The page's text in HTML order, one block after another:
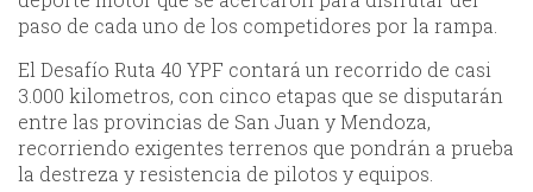
paso de cada uno de los competidores por la rampa.
El Desafío Ruta 40 YPF contará un recorrido de casi
3.000 kilometros, con cinco etapas que se disputarán
entre las provincias de San Juan y Mendoza,
recorriendo exigentes terrenos que pondrán a prueba
la destreza y resistencia de pilotos y equipos.